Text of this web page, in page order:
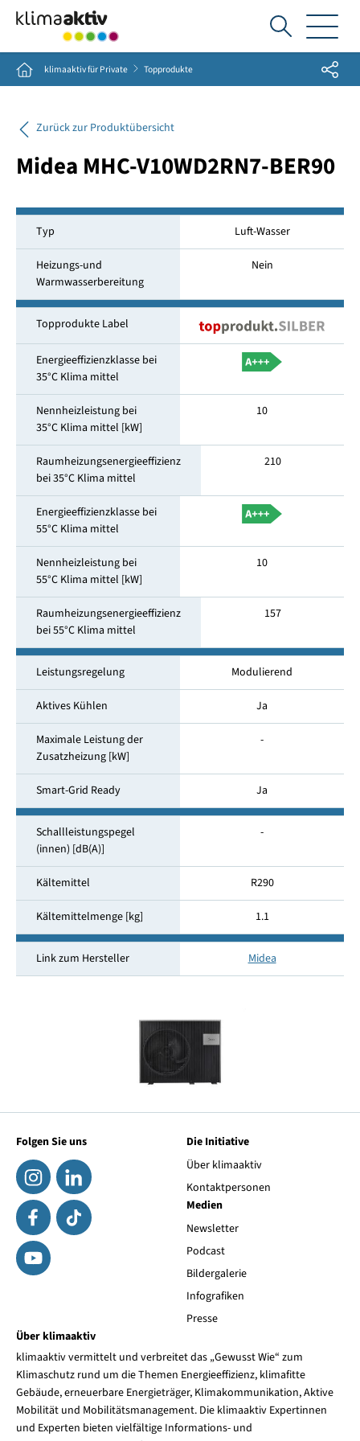
Ich
suche...
Home klimaaktiv für Private Topprodukte Share
Zurück zur Produktübersicht
Midea MHC-V10WD2RN7-BER90
Typ Luft-Wasser
Heizungs-und
Warmwasserbereitung
Nein
Topprodukte Label
Energieeffizienzklasse bei
35°C Klima mittel
Nennheizleistung bei
35°C Klima mittel [kW]
10
Raumheizungsenergieeffizienz
bei 35°C Klima mittel
210
Energieeffizienzklasse bei
55°C Klima mittel
Nennheizleistung bei
55°C Klima mittel [kW]
10
Raumheizungsenergieeffizienz
bei 55°C Klima mittel
157
Leistungsregelung Modulierend
Aktives Kühlen Ja
Maximale Leistung der
Zusatzheizung [kW]
-
Smart-Grid Ready Ja
Schallleistungspegel
(innen) [dB(A)]
-
Kältemittel R290
Kältemittelmenge [kg] 1.1
Link zum Hersteller Midea
Folgen Sie uns
Die Initiative
Über klimaaktiv
Kontaktpersonen
Medien
Newsletter
Podcast
Bildergalerie
Infografiken
Presse
Über klimaaktiv
klimaaktiv vermittelt und verbreitet das „Gewusst Wie“ zum
Klimaschutz rund um die Themen Energieeffizienz, klimafitte
Gebäude, erneuerbare Energieträger, Klimakommunikation, Aktive
Mobilität und Mobilitätsmanagement. Die klimaaktiv Expertinnen
und Experten bieten vielfältige Informations- und